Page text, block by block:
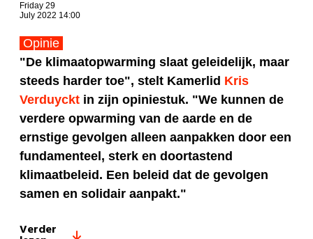
Friday 29
July 2022 14:00
Opinie
"De klimaatopwarming slaat geleidelijk, maar
steeds harder toe", stelt Kamerlid Kris
Verduyckt in zijn opiniestuk. "We kunnen de
verdere opwarming van de aarde en de
ernstige gevolgen alleen aanpakken door een
fundamenteel, sterk en doortastend
klimaatbeleid. Een beleid dat de gevolgen
samen en solidair aanpakt."
Verder